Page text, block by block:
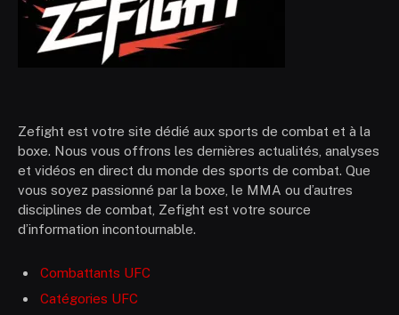
Zefight est votre site dédié aux sports de combat et à la
boxe. Nous vous offrons les dernières actualités, analyses
et vidéos en direct du monde des sports de combat. Que
vous soyez passionné par la boxe, le MMA ou d’autres
disciplines de combat, Zefight est votre source
d’information incontournable.
Combattants UFC
Catégories UFC